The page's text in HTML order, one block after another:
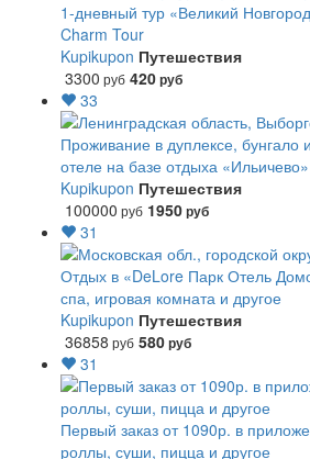
1-дневный тур «Великий
Charm Tour
Kupikupon Путешествия
3300 руб 420руб
33
Проживание в дуплексе,
отеле на базе отдыха «Ильичево»
Kupikupon Путешествия
100000 руб 1950руб
31
Отдых в «DeLore Парк Отель
спа, игровая комната и другое
Kupikupon Путешествия
36858 руб 580руб
31
Первый заказ от 1090р. в
роллы, суши, пицца и другое